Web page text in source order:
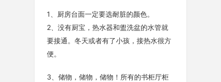
1、厨房台面一定要选耐脏的颜色。
2、没有厨宝，热水器和盥洗盆的水管就
要接通。冬天或者有了小孩，接热水很方
便。
3、储物，储物，储物！所有的书柜厅柜